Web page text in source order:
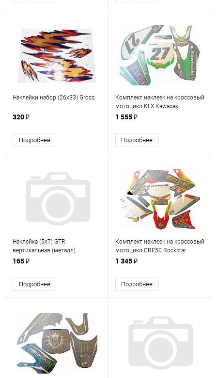
Наклейки набор (26х33) Gross
320 ₽
Подробнее
Комплект наклеек на кроссовый
мотоцикл KLX Kawasaki
1 555 ₽
Подробнее
Наклейка (5х7) GTR
вертикальная (металл)
165 ₽
Подробнее
Комплект наклеек на кроссовый
мотоцикл CRF50 Rockstar
1 345 ₽
Подробнее